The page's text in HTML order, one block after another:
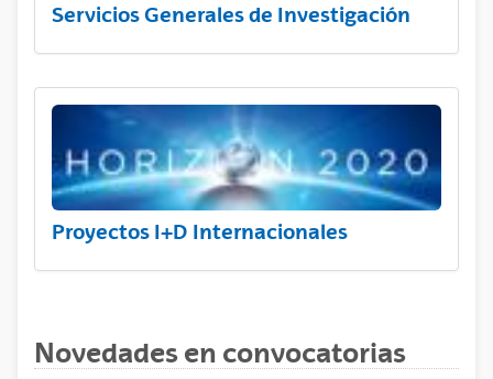
Servicios Generales de Investigación
Proyectos I+D Internacionales
Novedades en convocatorias